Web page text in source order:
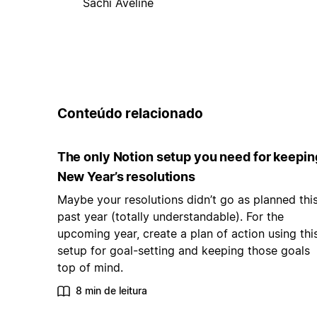
Conteúdo relacionado
The only Notion setup you need for
New Year’s resolutions
Maybe your resolutions didn’t go as planned
past year (totally understandable). For the
upcoming year, create a plan of action using
setup for goal-setting and keeping those goals
top of mind.
8 min de leitura